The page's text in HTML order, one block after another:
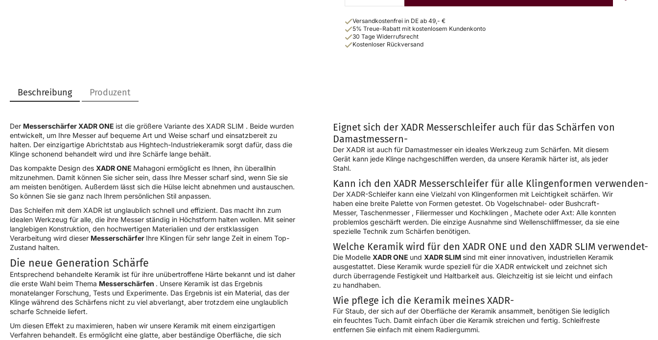
Versandkostenfrei in DE ab 49,- €
5% Treue-Rabatt mit kostenlosem Kundenkonto
30 Tage Widerrufsrecht
Kostenloser Rückversand
Beschreibung Produzent
Der Messerschärfer XADR ONE ist die größere Variante des XADR SLIM . Beide wurden
entwickelt, um Ihre Messer auf bequeme Art und Weise scharf und einsatzbereit zu
halten. Der einzigartige Abrichtstab aus Hightech-Industriekeramik sorgt dafür, dass die
Klinge schonend behandelt wird und ihre Schärfe lange behält.
Das kompakte Design des XADR ONE Mahagoni ermöglicht es Ihnen, ihn überallhin
mitzunehmen. Damit können Sie sicher sein, dass Ihre Messer scharf sind, wenn Sie sie
am meisten benötigen. Außerdem lässt sich die Hülse leicht abnehmen und austauschen.
So können Sie sie ganz nach Ihrem persönlichen Stil anpassen.
Das Schleifen mit dem XADR ist unglaublich schnell und effizient. Das macht ihn zum
idealen Werkzeug für alle, die ihre Messer ständig in Höchstform halten wollen. Mit seiner
langlebigen Konstruktion, den hochwertigen Materialien und der erstklassigen
Verarbeitung wird dieser Messerschärfer Ihre Klingen für sehr lange Zeit in einem Top-
Zustand halten.
Die neue Generation Schärfe
Entsprechend behandelte Keramik ist für ihre unübertroffene Härte bekannt und ist daher
die erste Wahl beim Thema Messerschärfen . Unsere Keramik ist das Ergebnis
monatelanger Forschung, Tests und Experimente. Das Ergebnis ist ein Material, das der
Klinge während des Schärfens nicht zu viel abverlangt, aber trotzdem eine unglaublich
scharfe Schneide liefert.
Um diesen Effekt zu maximieren, haben wir unsere Keramik mit einem einzigartigen
Verfahren behandelt. Es ermöglicht eine glatte, aber beständige Oberfläche, die sich
Eignet sich der XADR Messerschleifer auch für das Schärfen von
Damastmessern-
Der XADR ist auch für Damastmesser ein ideales Werkzeug zum Schärfen. Mit diesem
Gerät kann jede Klinge nachgeschliffen werden, da unsere Keramik härter ist, als jeder
Stahl.
Kann ich den XADR Messerschleifer für alle Klingenformen verwenden-
Der XADR-Schleifer kann eine Vielzahl von Klingenformen mit Leichtigkeit schärfen. Wir
haben eine breite Palette von Formen getestet. Ob Vogelschnabel- oder Bushcraft-
Messer, Taschenmesser , Filiermesser und Kochklingen , Machete oder Axt: Alle konnten
problemlos geschärft werden. Die einzige Ausnahme sind Wellenschliffmesser, da sie eine
spezielle Technik zum Schärfen benötigen.
Welche Keramik wird für den XADR ONE und den XADR SLIM verwendet-
Die Modelle XADR ONE und XADR SLIM sind mit einer innovativen, industriellen Keramik
ausgestattet. Diese Keramik wurde speziell für die XADR entwickelt und zeichnet sich
durch überragende Festigkeit und Haltbarkeit aus. Gleichzeitig ist sie leicht und einfach
zu handhaben.
Wie pflege ich die Keramik meines XADR-
Für Staub, der sich auf der Oberfläche der Keramik ansammelt, benötigen Sie lediglich
ein feuchtes Tuch. Damit einfach über die Keramik streichen und fertig. Schleifreste
entfernen Sie einfach mit einem Radiergummi.